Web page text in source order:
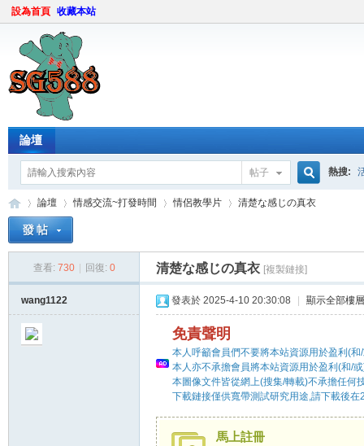
設為首頁 收藏本站
論壇
帖子
搜
索
熱搜:
論壇
›
情感交流~打發時間
›
情侶教學片
›
清楚な感じの真衣
查看: 730 回復: 0 清楚な感じの真衣 [複製鏈接]
wang1122 發表於 2025-4-10 20:30:08 顯示全部樓層
免責聲明
本人呼籲會員們不要將本站資源用於盈利(和
本人亦不承擔會員將本站資源用於盈利(和/
本圖像文件皆從網上(搜集/轉載)不承擔任何
下載鏈接僅供寬帶測試研究用途,請下載後
馬上註冊